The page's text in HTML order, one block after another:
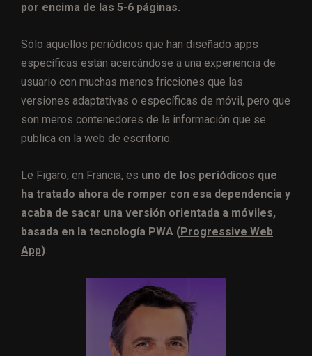
por encima de las 5-6 páginas.
Sólo aquellos periódicos que han diseñado apps
específicas están acercándose a una experiencia de
usuario con muchas menos fricciones que las
versiones adaptativas o específicas de móvil, pero que
son meros contenedores de la información que se
publica en la web de escritorio.
Le Figaro, en Francia, es uno de los periódicos que
ha tratado ahora de romper con esa dependencia y
acaba de sacar una versión orientada a móviles,
basada en la tecnología PWA (Progressive Web
App).